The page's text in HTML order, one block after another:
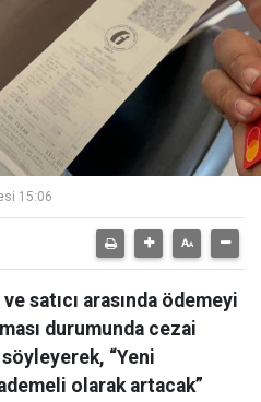
15:06
satıcı arasında ödemeyi
durumunda cezai
söyleyerek, “Yeni
olarak artacak”